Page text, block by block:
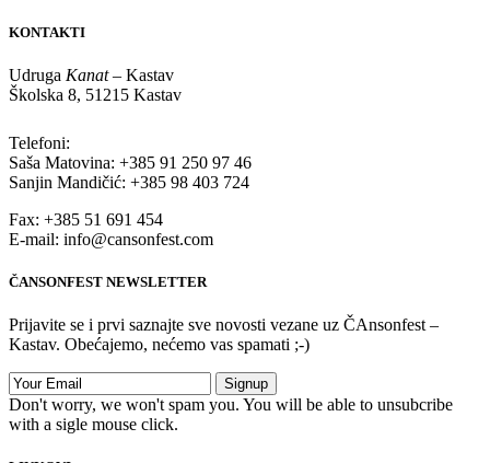
KONTAKTI
Udruga Kanat– Kastav
Školska 8, 51215 Kastav
Telefoni:
Saša Matovina: +385 91 250 97 46
Sanjin Mandičić: +385 98 403 724
Fax: +385 51 691 454
E-mail: info@cansonfest.com
ČANSONFEST NEWSLETTER
Prijavite se i prvi saznajte sve novosti vezane uz ČAnsonfest –
Kastav. Obećajemo, nećemo vas spamati ;-)
Don't worry, we won't spam you. You will be able to unsubcribe
with a sigle mouse click.